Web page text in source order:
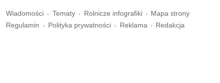
Wiadomości Tematy Rolnicze infografiki
Mapa strony
Regulamin
Polityka prywatności Reklama Redakcja